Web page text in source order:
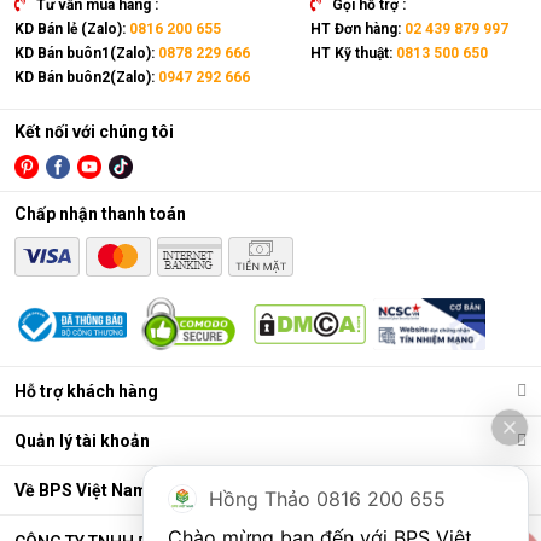
Điều hòa di động là gì?
Các chức năng chính của máy bao gồm: Làm lạnh, quạt gió,
hút ẩm và lọc khí. Bên cạnh đó, dòng sản phẩm này còn được
trang bị thêm khá nhiều tính năng và tiện ích đi kèm như: Hẹn
giờ, khóa trẻ em, remote, kết nối wifi,...
Ưu điểm vượt trội của điều hòa di động
Đáp ứng tốt nhu cầu làm mát, dễ dàng tháo lắp và di chuyển
Tư vấn mua hàng :
KD Bán lẻ (Zalo): 0816 200 655
KD Bán buôn1(Zalo): 0878 229 666
KD Bán buôn2(Zalo): 0947 292 666
Gọi hỗ trợ :
HT Đơn hàng: 02 439 879 997
HT Kỹ thuật: 0813 500 650
Hỗ trợ khách hàng
Quản lý tài khoản
Về BPS Việt Nam
Kết nối với chúng tôi
Chấp nhận thanh toán
Hồng Thảo 0816 200 655